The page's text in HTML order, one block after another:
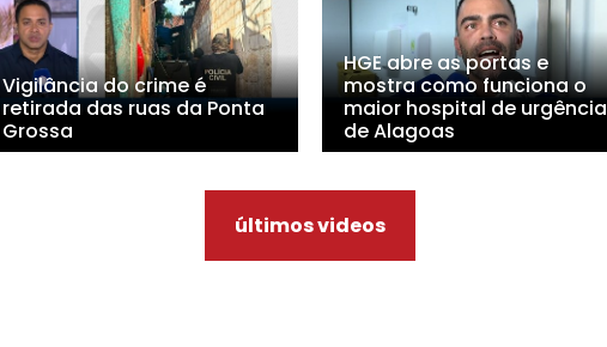
Vigilância do crime é
retirada das ruas da Ponta
Grossa
HGE abre as portas e
mostra como funciona o
maior hospital de urgência
de Alagoas
últimos videos